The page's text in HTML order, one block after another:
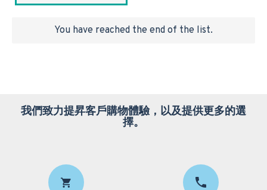
You have reached the end of the list.
我們致力提昇客戶購物體驗，以及提供更多的選
擇。